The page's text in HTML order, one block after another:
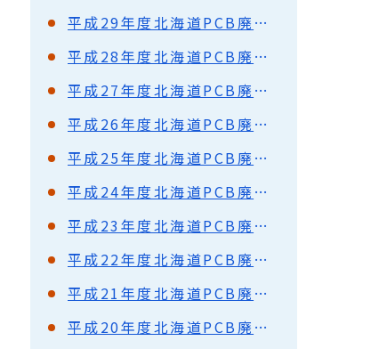
平成29年度北海道PCB廃棄物処理事業に係る広域協議会開催概要
平成28年度北海道PCB廃棄物処理事業に係る広域協議会開催概要
平成27年度北海道PCB廃棄物処理事業に係る広域協議会開催概要
平成26年度北海道PCB廃棄物処理事業に係る広域協議会開催概要
平成25年度北海道PCB廃棄物処理事業に係る広域協議会開催概要
平成24年度北海道PCB廃棄物処理事業に係る広域協議会開催概要
平成23年度北海道PCB廃棄物処理事業に係る広域協議会開催概要
平成22年度北海道PCB廃棄物処理事業に係る広域協議会開催概要
平成21年度北海道PCB廃棄物処理事業に係る広域協議会開催概要
平成20年度北海道PCB廃棄物処理事業に係る広域協議会開催概要